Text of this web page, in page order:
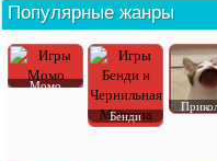
Популярные жанры
Момо
Бенди